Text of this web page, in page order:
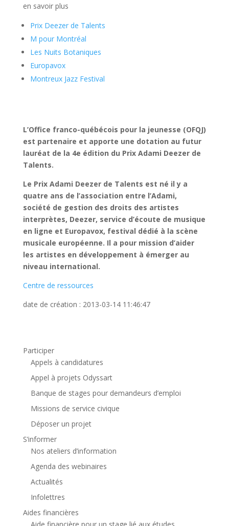
en savoir plus
Prix Deezer de Talents
M pour Montréal
Les Nuits Botaniques
Europavox
Montreux Jazz Festival
L’Office franco-québécois pour la jeunesse (OFQJ)
est partenaire et apporte une dotation au futur
lauréat de la 4e édition du Prix Adami Deezer de
Talents.
Le Prix Adami Deezer de Talents est né il y a
quatre ans de l’association entre l’Adami,
société de gestion des droits des artistes
interprètes, Deezer, service d’écoute de musique
en ligne et Europavox, festival dédié à la scène
musicale européenne. Il a pour mission d’aider
les artistes en développement à émerger au
niveau international.
Centre de ressources
date de création : 2013-03-14 11:46:47
Participer
Appels à candidatures
Appel à projets Odyssart
Banque de stages pour demandeurs d’emploi
Missions de service civique
Déposer un projet
S’informer
Nos ateliers d’information
Agenda des webinaires
Actualités
Infolettres
Aides financières